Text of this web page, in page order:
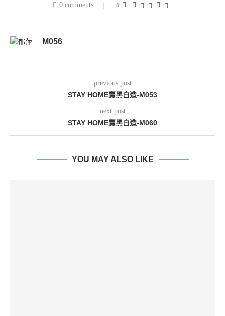
0 comments 0
M056
previous post
STAY HOME賣黑白造-M053
next post
STAY HOME賣黑白造-M060
YOU MAY ALSO LIKE